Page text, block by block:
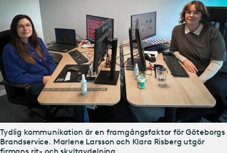
Tydlig kommunikation är en framgångsfaktor för Göteborgs
Brandservice. Marlene Larsson och Klara Risberg utgör